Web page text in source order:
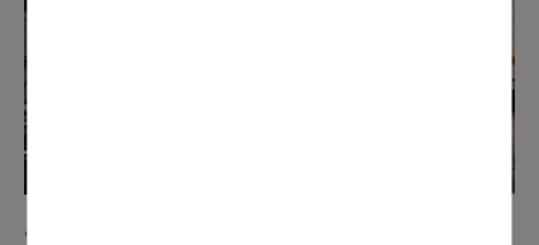
« La décoration de notre char a représenté une centaine